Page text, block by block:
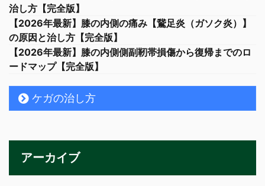
治し方【完全版】
【2026年最新】膝の内側の痛み【鵞足炎（ガソク炎）】
の原因と治し方【完全版】
【2026年最新】膝の内側側副靭帯損傷から復帰までのロ
ードマップ【完全版】
ケガの治し方
アーカイブ